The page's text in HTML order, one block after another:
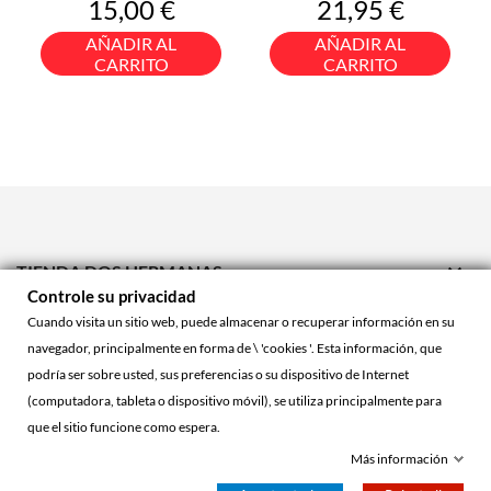
Precio
15,00 €
AÑADIR AL
CARRITO
Precio
21,95 €
AÑADIR AL
CARRITO
TIENDA DOS HERMANAS 
TIENDA ONLINE 
ACCOUNT
Controle su privacidad
Cuando visita un sitio web, puede almacenar o recuperar información en su
navegador, principalmente en forma de \ 'cookies '. Esta información, que
podría ser sobre usted, sus preferencias o su dispositivo de Internet
(computadora, tableta o dispositivo móvil), se utiliza principalmente para
que el sitio funcione como espera.
Más información